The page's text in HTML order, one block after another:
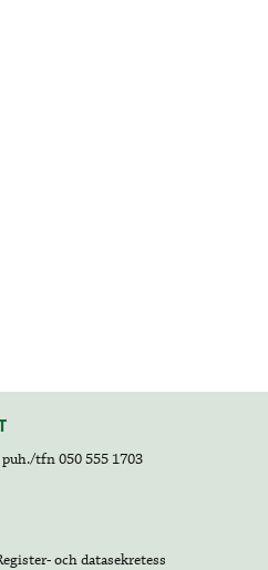
puh./tfn 050 555 1703
och datasekretess